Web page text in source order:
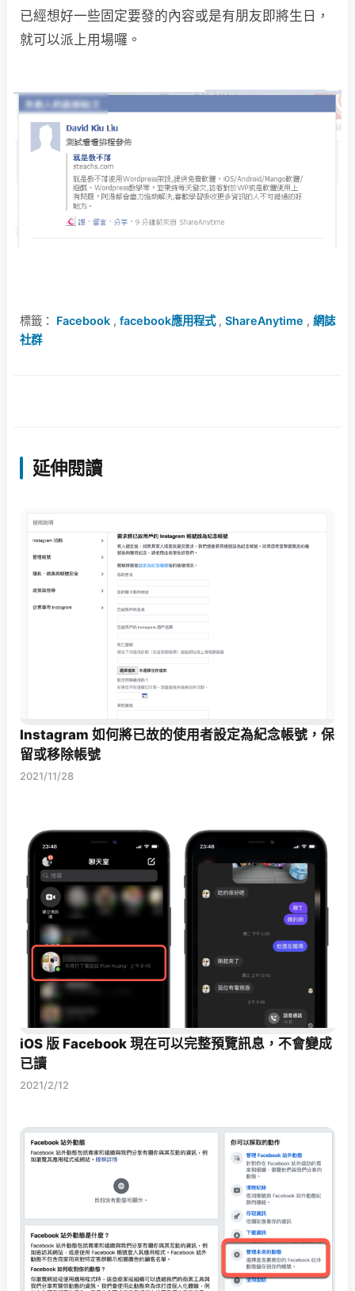
已經想好一些固定要發的內容或是有朋友即將生日，
就可以派上用場囉。
標籤： Facebook , facebook應用程式, ShareAnytime , 網誌
社群
延伸閱讀
Instagram 如何將已故的使用者設定為紀念帳號，保
留或移除帳號
2021/11/28
iOS 版 Facebook 現在可以完整預覽訊息，不會變成
已讀
2021/2/12